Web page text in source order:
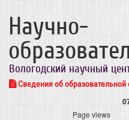
Научно-
Вологодский научный
Сведения об образовательной
Page views